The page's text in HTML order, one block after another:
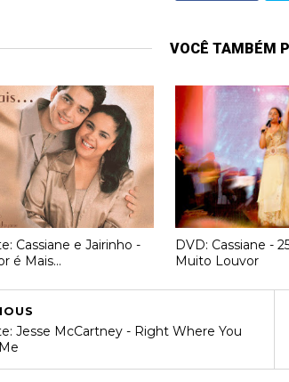
VOCÊ TAMBÉM
Cassiane e Jairinho -
é Mais...
DVD: Cassiane -
Muito Louvor
Jesse McCartney - Right Where You